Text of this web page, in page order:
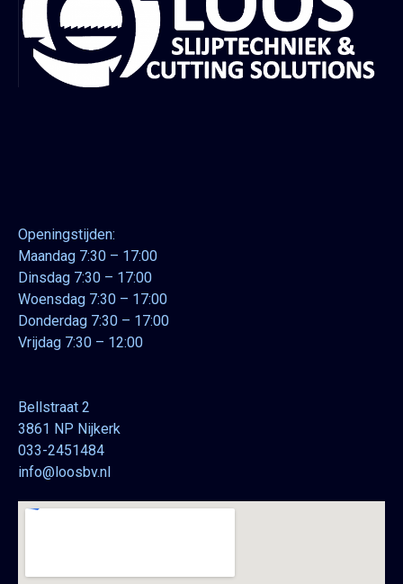
Openingstijden:
Maandag 7:30 – 17:00
Dinsdag 7:30 – 17:00
Woensdag 7:30 – 17:00
Donderdag 7:30 – 17:00
Vrijdag 7:30 – 12:00
Bellstraat 2
3861 NP Nijkerk
033-2451484
info@loosbv.nl